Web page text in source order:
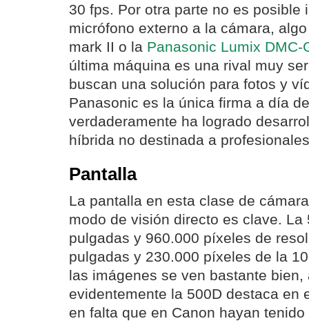
30 fps. Por otra parte no es posible
micrófono externo a la cámara,
mark II o la Panasonic Lumix DMC-
última máquina es una rival muy
buscan una solución para fotos y
Panasonic es la única firma a día
verdaderamente ha logrado
híbrida no destinada a
Pantalla
La pantalla en esta clase de
modo de visión directo es clave. La
pulgadas y 960.000 píxeles de
pulgadas y 230.000 píxeles de la
las imágenes se ven bastante bien,
evidentemente la 500D destaca en
en falta que en Canon hayan